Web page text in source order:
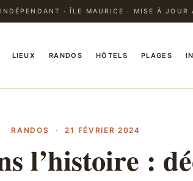
· ÎLE MAURICE · MISE À JOUR
LIEUX RANDOS HÔTELS PLAGES
RANDOS · 21 FÉVRIER 2024
l’histoire :